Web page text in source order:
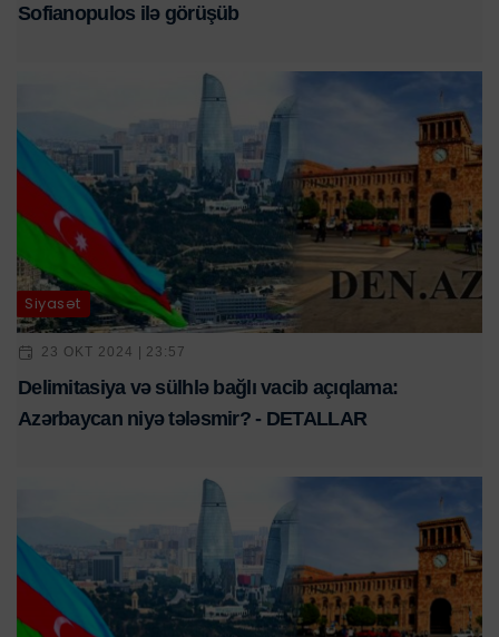
Sofianopulos ilə görüşüb
Siyasət
23 OKT 2024 | 23:57
Delimitasiya və sülhlə bağlı vacib açıqlama:
Azərbaycan niyə tələsmir? - DETALLAR